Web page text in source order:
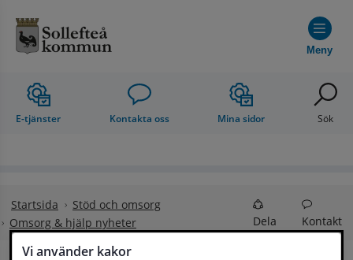
Vi använder kakor
Meny
E-tjänster Kontakta oss Mina sidor Sök
Startsida
Stöd och omsorg
Omsorg & hjälp nyheter
Dela Kontakt